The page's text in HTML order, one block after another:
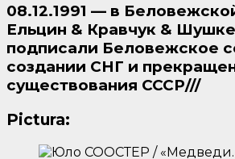
08.12.1991 — в
Ельцин & Кравчук &
подписали Беловежское
создании СНГ и
существования СССР///
Pictura: